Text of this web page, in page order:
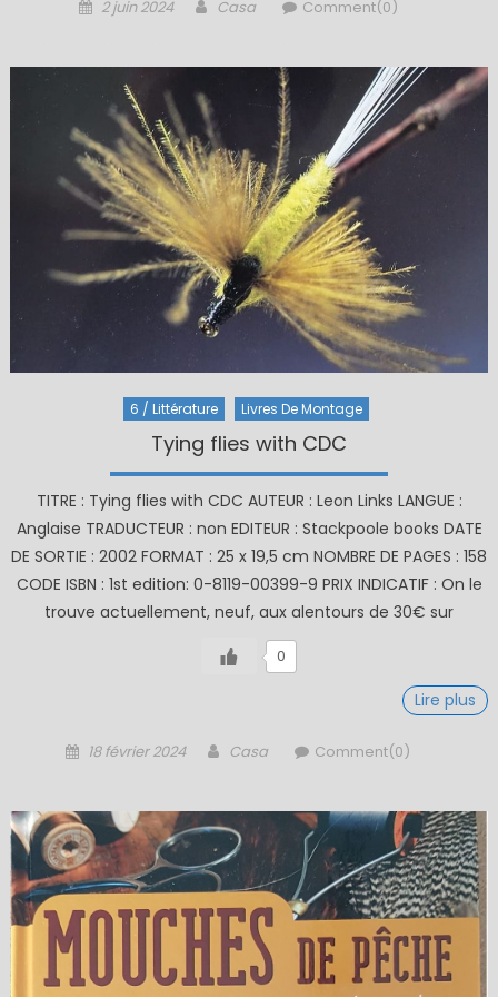
Posted
2 juin 2024 Author
Casa Comment(0)
6 / Littérature Livres De Montage
Tying flies with CDC
TITRE : Tying flies with CDC AUTEUR : Leon Links LANGUE :
Anglaise TRADUCTEUR : non EDITEUR : Stackpoole books DATE
DE SORTIE : 2002 FORMAT : 25 x 19,5 cm NOMBRE DE PAGES : 158
CODE ISBN : 1st edition: 0-8119-00399-9 PRIX INDICATIF : On le
trouve actuellement, neuf, aux alentours de 30€ sur
0
Lire plus
Posted
18 février 2024 Author
Casa Comment(0)